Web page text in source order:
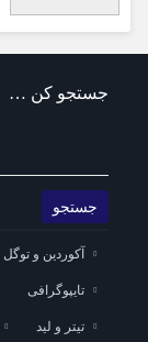
جستجو کن …
آکوردین و توگل
تایپوگرافی
تیتر و لید